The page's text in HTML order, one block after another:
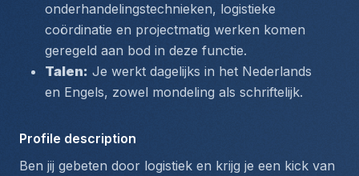
onderhandelingstechnieken, logistieke
coördinatie en projectmatig werken komen
geregeld aan bod in deze functie.
Talen: Je werkt dagelijks in het Nederlands
en Engels, zowel mondeling als schriftelijk.
Profile description
Ben jij gebeten door logistiek en krijg je een kick van